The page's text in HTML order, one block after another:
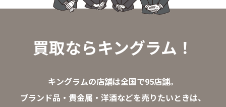
買取ならキングラム！
キングラムの店舗は全国で95店舗。
ブランド品・貴金属・洋酒などを売りたいときは、